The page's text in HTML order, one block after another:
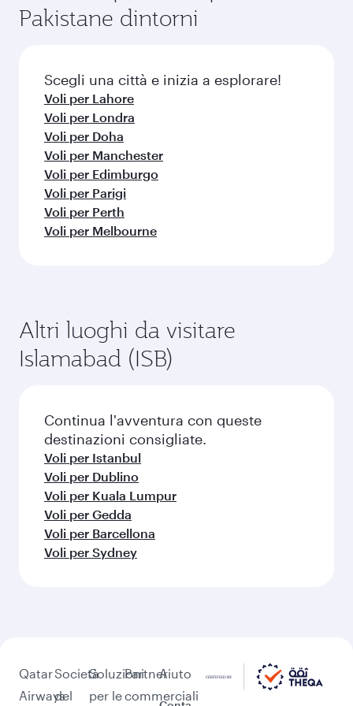
possono variare: è bene controllare i dettagli
disponibilità delle classi di viaggio.
Pakistane dintorni
Scegli una città e inizia a esplorare!
Voli per Lahore
Voli per Londra
Voli per Doha
Voli per Manchester
Voli per Edimburgo
Voli per Parigi
Voli per Perth
Voli per Melbourne
Altri luoghi da visitare
Islamabad (ISB)
Continua l'avventura con queste
destinazioni consigliate.
Voli per Istanbul
Voli per Dublino
Voli per Kuala Lumpur
Voli per Gedda
Voli per Barcellona
Voli per Sydney
Qatar
Airways
Società
del
Soluzioni
per le
Partner
commerciali
Aiuto